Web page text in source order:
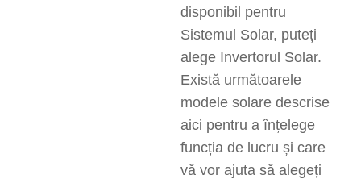
disponibil pentru
Sistemul Solar, puteți
alege Invertorul Solar.
Există următoarele
modele solare descrise
aici pentru a înțelege
funcția de lucru și care
vă vor ajuta să alegeți